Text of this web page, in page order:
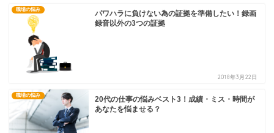
職場の悩み
パワハラに負けない為の証拠を準備したい！録画
録音以外の3つの証拠
2018年3月22日
職場の悩み
20代の仕事の悩みベスト3！成績・ミス・時間が
あなたを悩ませる？